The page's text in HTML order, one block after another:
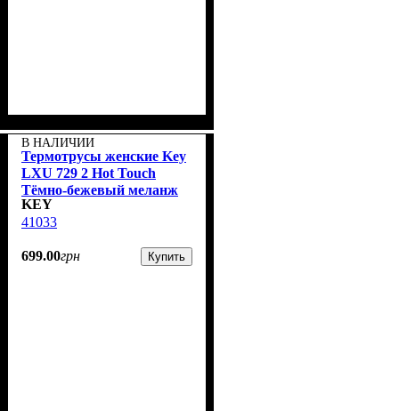
В НАЛИЧИИ
Термотрусы женские Key
LXU 729 2 Hot Touch
Тёмно-бежевый меланж
KEY
41033
699.00грн Купить